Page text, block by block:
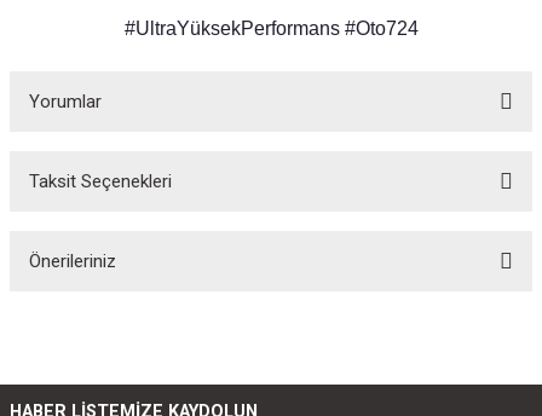
#UltraYüksekPerformans #Oto724
Yorumlar
Bu ürüne ilk yorumu siz yapın!
Taksit Seçenekleri
Önerileriniz
Görüş ve önerileriniz için teşekkür ederiz.
HABER LİSTEMİZE KAYDOLUN